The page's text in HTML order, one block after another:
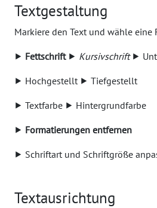
Textgestaltung
Markiere den Text und wähle eine
⯈ Fettschrift⯈ Kursivschrift⯈
⯈ Hochgestellt ⯈ Tiefgestellt
⯈ Textfarbe ⯈ Hintergrundfarbe
⯈ Formatierungen entfernen
⯈ Schriftart und Schriftgröße
Textausrichtung